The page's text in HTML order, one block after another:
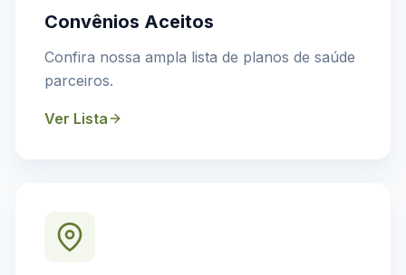
Convênios Aceitos
Confira nossa ampla lista de planos de saúde
parceiros.
Ver Lista